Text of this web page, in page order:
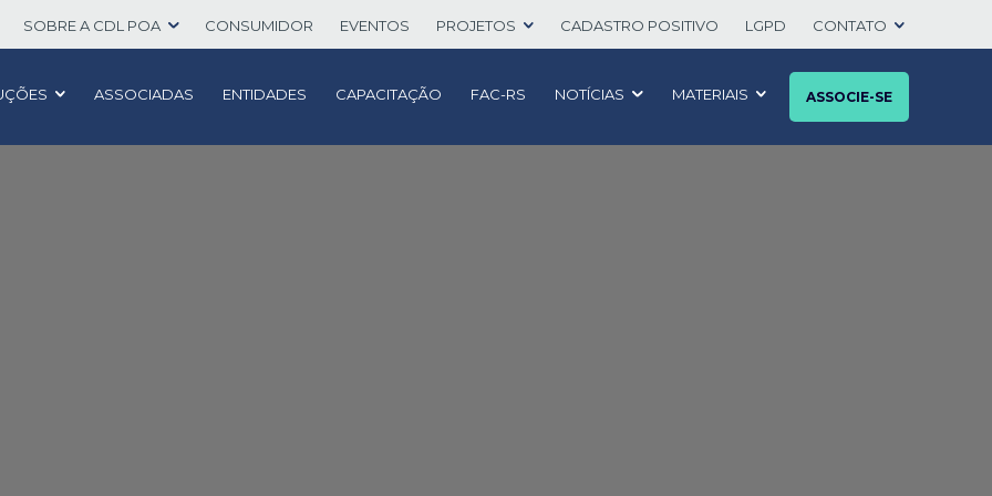
SOBRE A CDL POA CONSUMIDOR EVENTOS PROJETOS CADASTRO POSITIVO LGPD CONTATO
ASSOCIADAS ENTIDADES CAPACITAÇÃO FAC-RS NOTÍCIAS MATERIAIS ASSOCIE-SE